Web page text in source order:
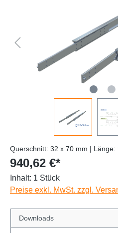
Querschnitt: 32 x 70 mm | Länge:
940,62 €*
Inhalt: 1 Stück
Preise exkl. MwSt. zzgl.
Downloads